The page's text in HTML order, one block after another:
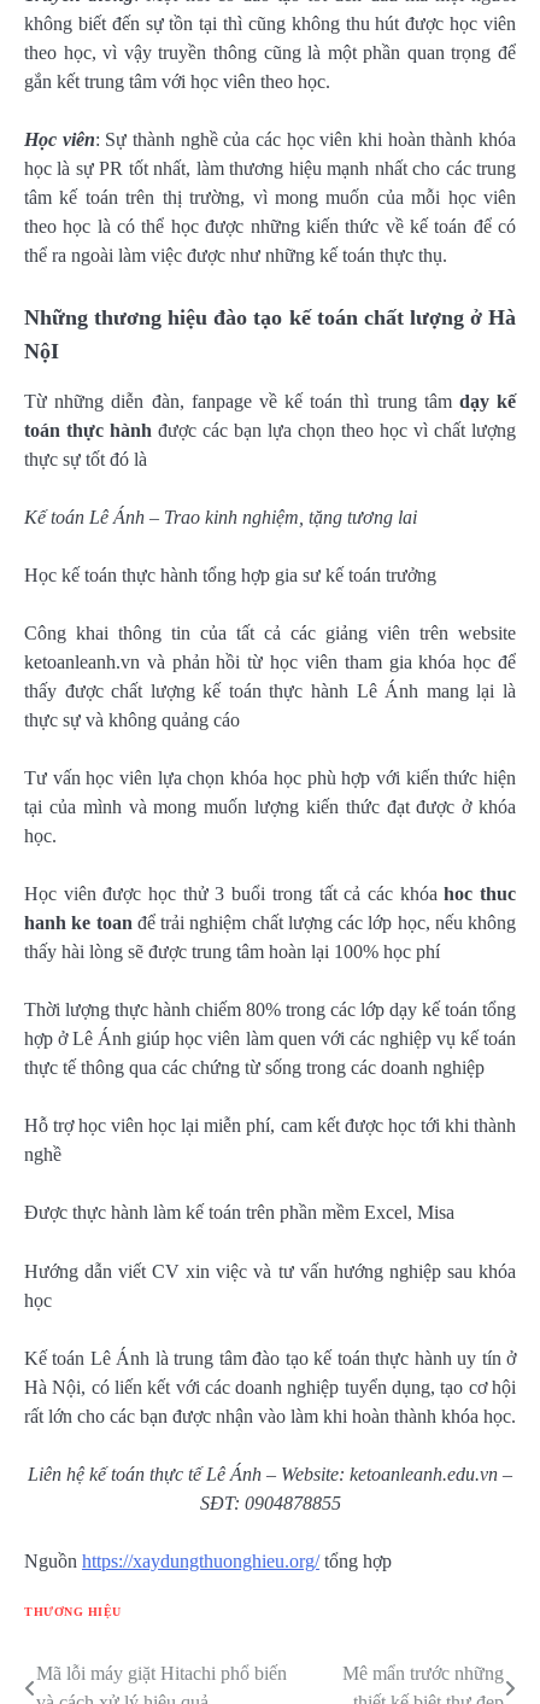
không biết đến sự tồn tại thì cũng không thu hút được học viên
theo học, vì vậy truyền thông cũng là một phần quan trọng để
gắn kết trung tâm với học viên theo học.
Học viên: Sự thành nghề của các học viên khi hoàn thành khóa
học là sự PR tốt nhất, làm thương hiệu mạnh nhất cho các trung
tâm kế toán trên thị trường, vì mong muốn của mỗi học viên
theo học là có thể học được những kiến thức về kế toán để có
thể ra ngoài làm việc được như những kế toán thực thụ.
Những thương hiệu đào tạo kế toán chất lượng ở Hà
NộI
Từ những diễn đàn, fanpage về kế toán thì trung tâm dạy kế
toán thực hành được các bạn lựa chọn theo học vì chất lượng
thực sự tốt đó là
Kế toán Lê Ánh – Trao kinh nghiệm, tặng tương lai
Học kế toán thực hành tổng hợp gia sư kế toán trưởng
Công khai thông tin của tất cả các giảng viên trên website
ketoanleanh.vn và phản hồi từ học viên tham gia khóa học để
thấy được chất lượng kế toán thực hành Lê Ánh mang lại là
thực sự và không quảng cáo
Tư vấn học viên lựa chọn khóa học phù hợp với kiến thức hiện
tại của mình và mong muốn lượng kiến thức đạt được ở khóa
học.
Học viên được học thử 3 buổi trong tất cả các khóahoc thuc
hanh ke toan để trải nghiệm chất lượng các lớp học, nếu không
thấy hài lòng sẽ được trung tâm hoàn lại 100% học phí
Thời lượng thực hành chiếm 80% trong các lớp dạy kế toán tổng
hợp ở Lê Ánh giúp học viên làm quen với các nghiệp vụ kế toán
thực tế thông qua các chứng từ sống trong các doanh nghiệp
Hỗ trợ học viên học lại miễn phí, cam kết được học tới khi thành
nghề
Được thực hành làm kế toán trên phần mềm Excel, Misa
Hướng dẫn viết CV xin việc và tư vấn hướng nghiệp sau khóa
học
Kế toán Lê Ánh là trung tâm đào tạo kế toán thực hành uy tín ở
Hà Nội, có liến kết với các doanh nghiệp tuyển dụng, tạo cơ hội
rất lớn cho các bạn được nhận vào làm khi hoàn thành khóa học.
Liên hệ kế toán thực tế Lê Ánh – Website: ketoanleanh.edu.vn –
SĐT: 0904878855
Nguồn https://xaydungthuonghieu.org/tổng hợp
THƯƠNG HIỆU
Điều
Mã lỗi máy giặt Hitachi phổ biến
Mê mẩn trước những